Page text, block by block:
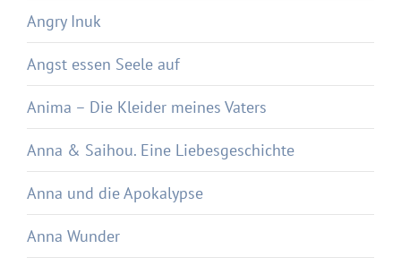
Angry Inuk
Angst essen Seele auf
Anima – Die Kleider meines Vaters
Anna & Saihou. Eine Liebesgeschichte
Anna und die Apokalypse
Anna Wunder